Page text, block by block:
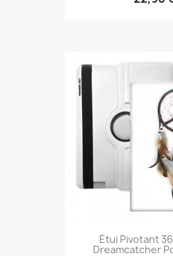
Étui Pivotant
Dreamcatcher